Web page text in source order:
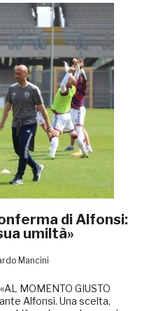
di Alfonsi:
umiltà»
Mancini
MOMENTO GIUSTO
Alfonsi. Una scelta,